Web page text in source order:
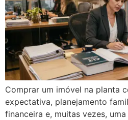
Comprar um imóvel na planta
expectativa, planejamento
financeira e, muitas vezes,